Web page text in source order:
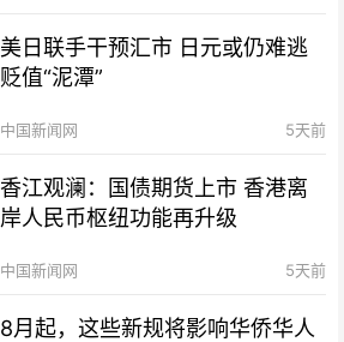
美日联手干预汇市 日元或仍难逃
贬值“泥潭”
中国新闻网 5天前
香江观澜：国债期货上市 香港离
岸人民币枢纽功能再升级
中国新闻网 5天前
8月起，这些新规将影响华侨华人